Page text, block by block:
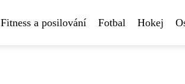
Fitness a posilování Fotbal Hokej